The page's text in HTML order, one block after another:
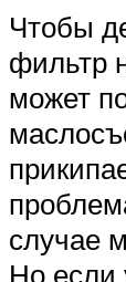
Чтобы
фильтр
может
случае
Но если